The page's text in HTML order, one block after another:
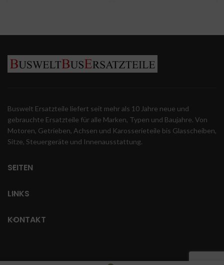
Buswelt Ersatzteile liefert seit mehr als 10 Jahre neue und
gebrauchte Ersatzteile für alle Marken, Typen und Baujahre. Von
Motoren, Getrieben, Achsen und Karosserieteile bis Glasscheiben,
Sitze, Steuergeräte und Innenausstattung.
SEITEN
LINKS
KONTAKT